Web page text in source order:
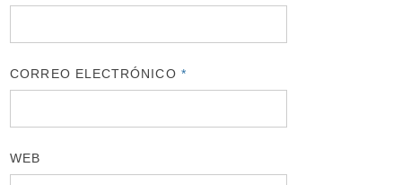
CORREO ELECTRÓNICO *
WEB